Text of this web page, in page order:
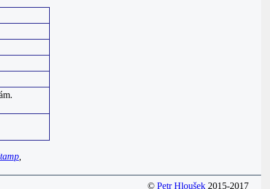
© Petr Hloušek 2015-2017